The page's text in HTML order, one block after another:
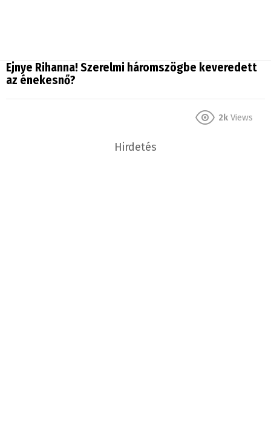
Ejnye Rihanna! Szerelmi háromszögbe keveredett
az énekesnő?
2k Views
Hirdetés